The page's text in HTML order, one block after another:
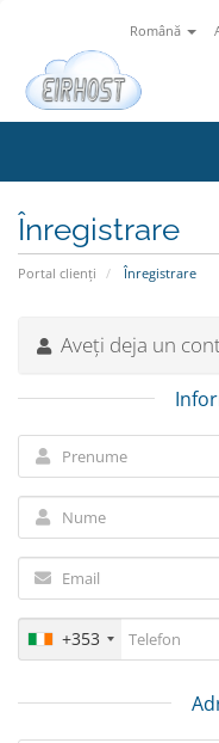
Română
Înregistrare
Portal clienți Înregistrare
Aveți deja un
+353